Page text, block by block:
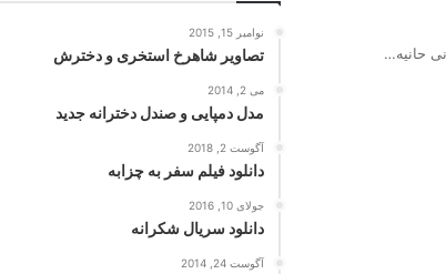
نوامبر 15, 2015
تصاویر شاهرخ استخری و دخترش
می 2, 2014
مدل دمپایی و صندل دخترانه جدید
آگوست 2, 2018
دانلود فیلم سفر به چزابه
جولای 10, 2016
دانلود سریال شکرانه
آگوست 24, 2014